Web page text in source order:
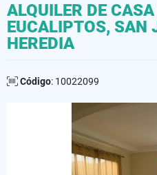
ALQUILER DE
EUCALIPTOS, SAN
HEREDIA
Código: 10022099